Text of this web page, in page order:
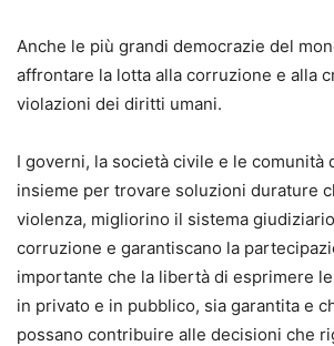
Anche le più grandi democrazie del
affrontare la lotta alla corruzione e alla
violazioni dei diritti umani.
I governi, la società civile e le comunità
insieme per trovare soluzioni durature
violenza, migliorino il sistema
corruzione e garantiscano la
importante che la libertà di esprimere
in privato e in pubblico, sia garantita e
possano contribuire alle decisioni che